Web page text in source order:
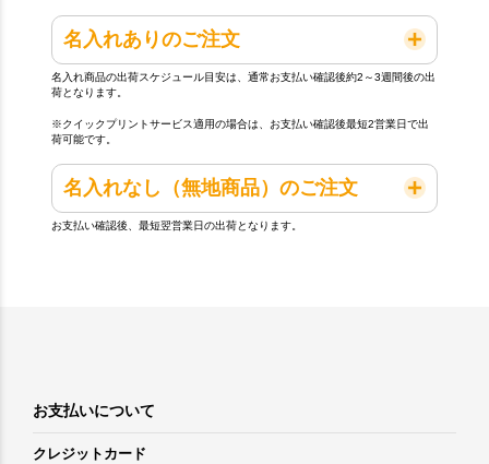
名入れありのご注文
名入れ商品の出荷スケジュール目安は、通常お支払い確認後約2～3週間後の出
荷となります。
※クイックプリントサービス適用の場合は、お支払い確認後最短2営業日で出
荷可能です。
名入れなし（無地商品）のご注文
お支払い確認後、最短翌営業日の出荷となります。
お支払いについて
クレジットカード